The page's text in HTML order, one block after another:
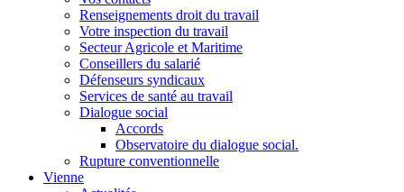
Renseignements droit du travail
Votre inspection du travail
Secteur Agricole et Maritime
Conseillers du salarié
Défenseurs syndicaux
Services de santé au travail
Dialogue social
Accords
Observatoire du dialogue social.
Rupture conventionnelle
Vienne